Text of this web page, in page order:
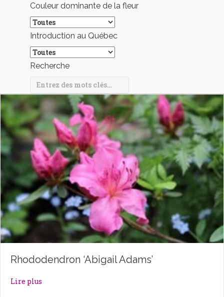
Couleur dominante de la fleur
Introduction au Québec
Recherche
Rhododendron ‘Abigail Adams’
Lire plus